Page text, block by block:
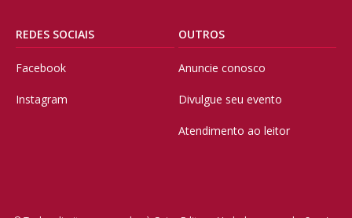
REDES SOCIAIS
Facebook
Instagram
OUTROS
Anuncie conosco
Divulgue seu evento
Atendimento ao leitor